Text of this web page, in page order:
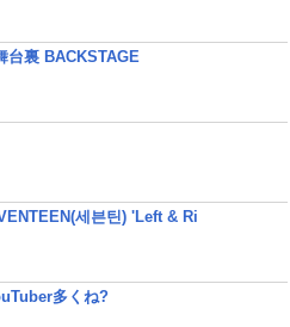
台裏 BACKSTAGE
세븐틴) 'Left & Ri
多くね?